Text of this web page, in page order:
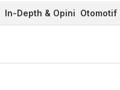
In-Depth & Opini Otomotif